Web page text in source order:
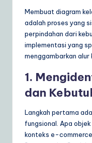
Membuat diagram
adalah proses yang
perpindahan dari
implementasi yang
menggambarkan alur
1.
dan
Langkah pertama
fungsional. Apa
konteks e-